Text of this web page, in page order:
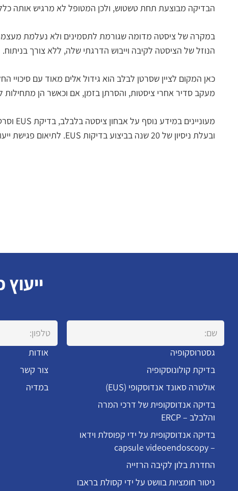
הבדיקה מבוצעת תחת טשטוש, ולכן המטופל לא מרגיש אותה
הנוזל של הציסטה לקיבה וייבוש הדרגתי שלה, ללא צורך בניתוח.
מעקב סדיר אחרי ציסטות, והסרתן בזמן, אם וכאשר הן
מעוניינים במידע נוסף על אבחון ציסטה בלבלב, בדיקת EUS וסרטן הלבלב?
ובעלת ניסיון של 20 שנה בביצוע בדיקות EUS. לתיאום פגישת ייעוץ השאירו פרטיכם בתחתית העמוד ואנו ניצור אתכם קשר בהקדם.
גסטרוסקופיה
בדיקת קולונוסקופיה
אולטרה סאונד אנדוסקופי (EUS)
בדיקה אנדוסקופית של דרכי המרה
והלבלב – ERCP
בדיקה אנדוסקופית על ידי קפוסלת וידאו
– capsule videoendoscopy
החדרת בלון לקיבה הרזייה
ניטור חומציות בוושט על ידי קסולת בראבו
אודות
צור קשר
במדיה